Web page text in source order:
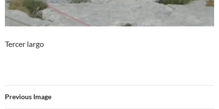
Tercer largo
Previous Image